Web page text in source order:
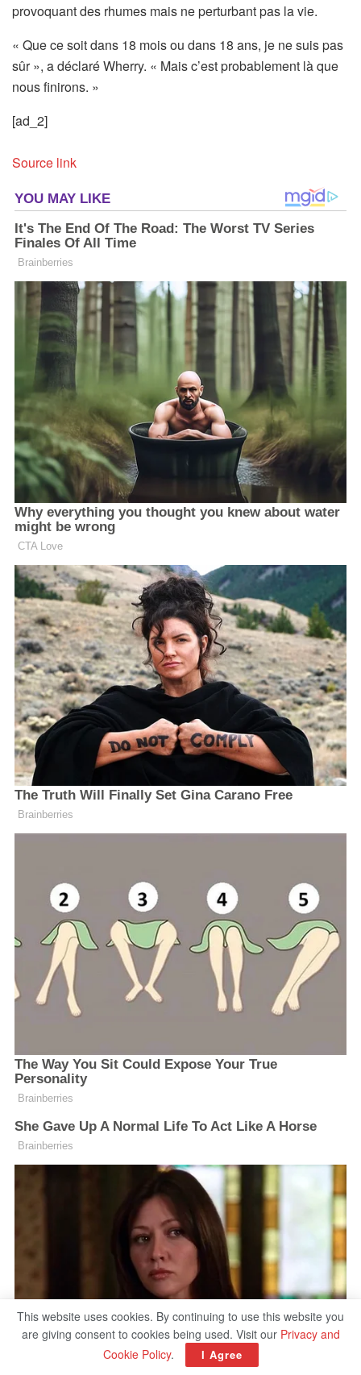
provoquant des rhumes mais ne perturbant pas la vie.
« Que ce soit dans 18 mois ou dans 18 ans, je ne suis pas
sûr », a déclaré Wherry. « Mais c’est probablement là que
nous finirons. »
[ad_2]
Source link
This website uses cookies. By continuing to use this website you
are giving consent to cookies being used. Visit our Privacy and
Cookie Policy. I Agree